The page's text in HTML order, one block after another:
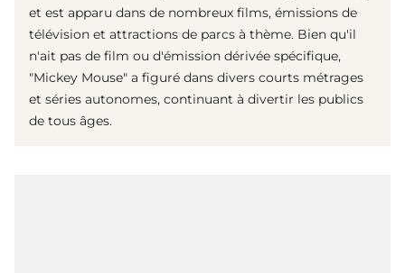
et est apparu dans de nombreux films, émissions de
télévision et attractions de parcs à thème. Bien qu'il
n'ait pas de film ou d'émission dérivée spécifique,
"Mickey Mouse" a figuré dans divers courts métrages
et séries autonomes, continuant à divertir les publics
de tous âges.